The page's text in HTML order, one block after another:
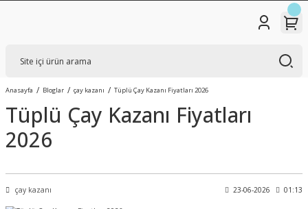
Anasayfa Bloglar çay kazanı Tüplü Çay Kazanı Fiyatları 2026
Tüplü Çay Kazanı Fiyatları
2026
çay kazanı 23-06-2026 01:13